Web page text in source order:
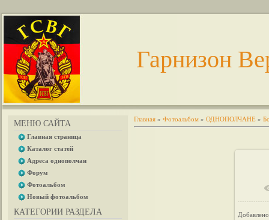
Гарнизон
МЕНЮ САЙТА
Главная страница
Каталог статей
Адреса однополчан
Форум
Фотоальбом
Новый фотоальбом
КАТЕГОРИИ РАЗДЕЛА
Главная » Фотоальбом » ОДНОПОЛЧАНЕ »
Добавлено